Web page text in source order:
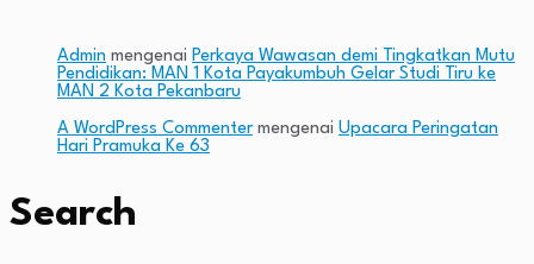
Admin mengenai Perkaya Wawasan demi Tingkatkan Mutu
Pendidikan: MAN 1 Kota Payakumbuh Gelar Studi Tiru ke
MAN 2 Kota Pekanbaru
A WordPress Commentermengenai Upacara Peringatan
Hari Pramuka Ke 63
Search